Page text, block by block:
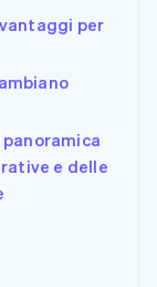
per
panoramica
e delle